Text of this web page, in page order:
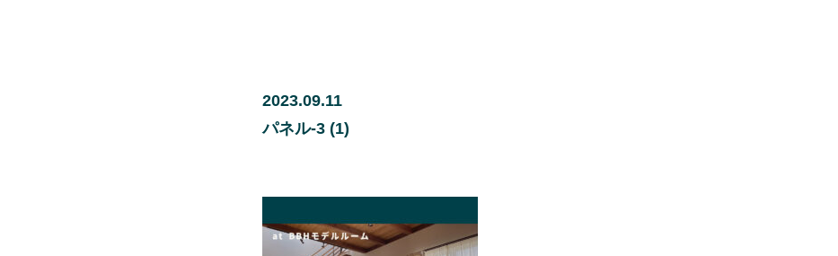
2023.09.11
パネル-3 (1)